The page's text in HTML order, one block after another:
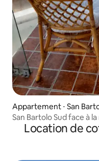
Appartement ⋅ San
San Bartolo Sud face à
Location de